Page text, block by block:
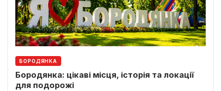
БОРОДЯНКА
Бородянка: цікаві місця, історія та локації
для подорожі